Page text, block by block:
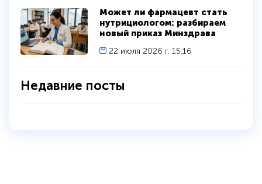
Недавние посты
Может ли фармацевт стать
нутрициологом: разбираем
новый приказ Минздрава
22 июля 2026 г. 15:16